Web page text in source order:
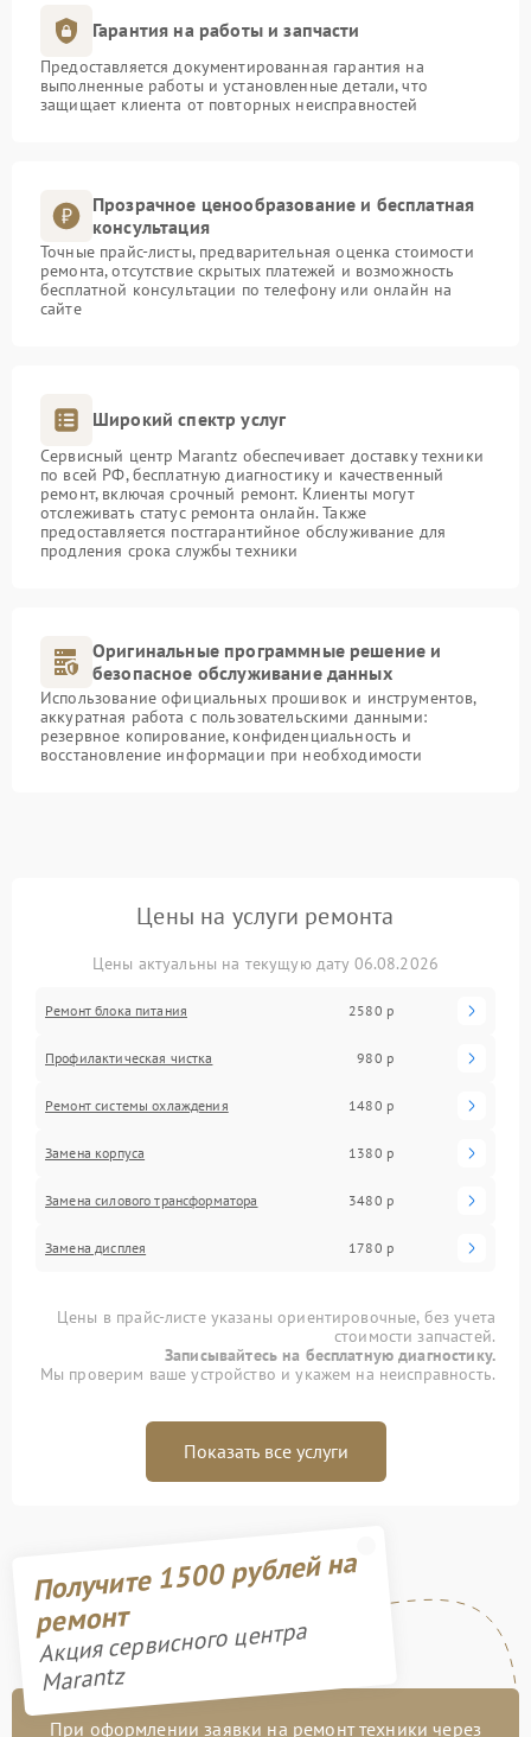
Гарантия на работы и запчасти
Предоставляется документированная гарантия на
выполненные работы и установленные детали, что
защищает клиента от повторных неисправностей
Прозрачное ценообразование и бесплатная
консультация
Точные прайс-листы, предварительная оценка стоимости
ремонта, отсутствие скрытых платежей и возможность
бесплатной консультации по телефону или онлайн на
сайте
Широкий спектр услуг
Сервисный центр Marantz обеспечивает доставку техники
по всей РФ, бесплатную диагностику и качественный
ремонт, включая срочный ремонт. Клиенты могут
отслеживать статус ремонта онлайн. Также
предоставляется постгарантийное обслуживание для
продления срока службы техники
Оригинальные программные решение и
безопасное обслуживание данных
Использование официальных прошивок и инструментов,
аккуратная работа с пользовательскими данными:
резервное копирование, конфиденциальность и
восстановление информации при необходимости
Цены на услуги ремонта
Цены актуальны на текущую дату 06.08.2026
Ремонт блока питания 2580 р
Профилактическая чистка 980 р
Ремонт системы охлаждения 1480 р
Замена корпуса 1380 р
Замена силового трансформатора 3480 р
Замена дисплея 1780 р
Цены в прайс-листе указаны ориентировочные, без учета
стоимости запчастей.
Записывайтесь на бесплатную диагностику.
Мы проверим ваше устройство и укажем на неисправность.
Показать все услуги
Получите 1500 рублей на
ремонт
Акция сервисного центра
Marantz
При оформлении заявки на ремонт техники через